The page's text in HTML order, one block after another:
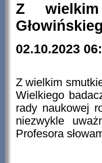
Z
02.10.2023
Z wielkim
Wielkiego
rady naukowej
niezwykle
Profesora